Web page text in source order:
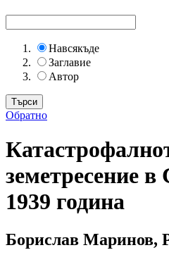
Навсякъде
Заглавие
Автор
Обратно
земетресение в
1939 година
Борислав Маринов,